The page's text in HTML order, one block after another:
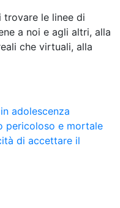
trovare le linee di
a noi e agli altri, alla
che virtuali, alla
adolescenza
pericoloso e mortale
di accettare il